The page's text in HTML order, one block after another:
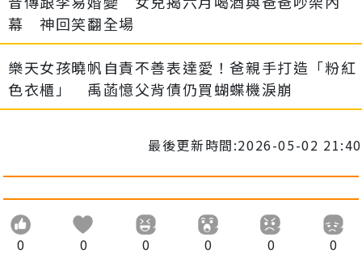
幕 神回笑翻全場
樂天女孩曉帆自責不善表達愛！爸親手打造「粉紅
色衣櫃」 禹菡憶父背債仍買蝴蝶機淚崩
最後更新時間:2026-05-02 21:40
0 0 0 0 0 0